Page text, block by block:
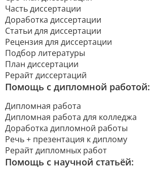
Часть диссертации
Доработка диссертации
Статьи для диссертации
Рецензия для диссертации
Подбор литературы
План диссертации
Рерайт диссертаций
Помощь с дипломной работой:
Дипломная работа
Дипломная работа для колледжа
Доработка дипломной работы
Речь + презентация к диплому
Рерайт дипломных работ
Помощь с научной статьёй: